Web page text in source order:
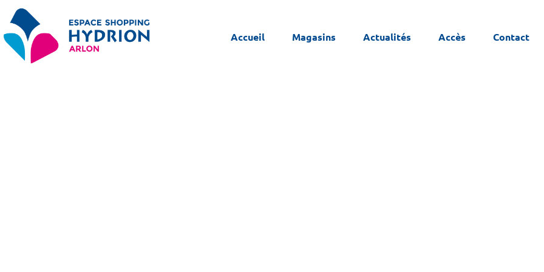
Accueil Magasins Actualités Accès Contact